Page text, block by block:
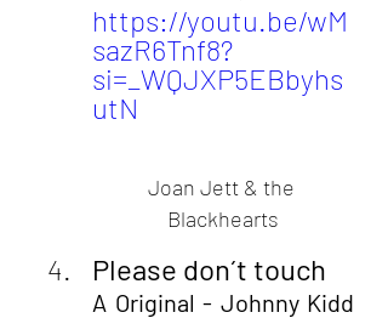
https://youtu.be/wM
sazR6Tnf8?
si=_WQJXP5EBbyhs
utN
Joan Jett & the
Blackhearts
Please don´t touch
A Original - Johnny Kidd